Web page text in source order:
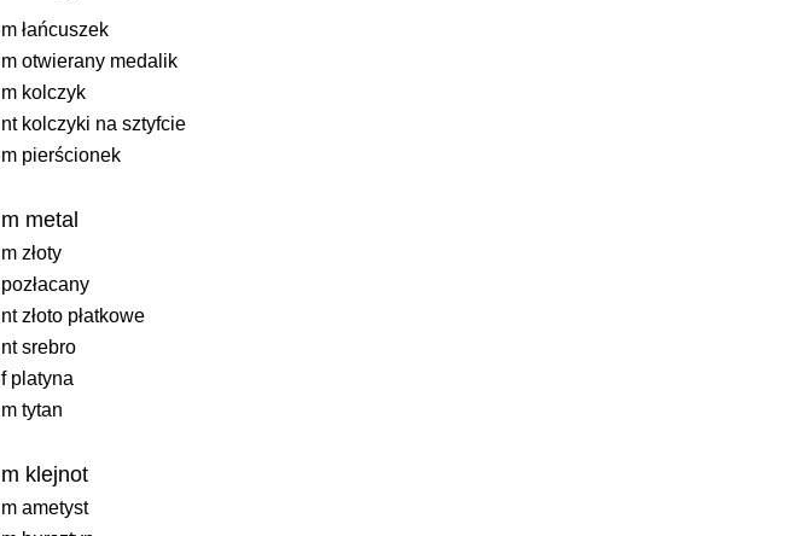
m łańcuszek
m otwierany medalik
m kolczyk
nt kolczyki na sztyfcie
m pierścionek
m metal
m złoty
pozłacany
nt złoto płatkowe
nt srebro
f platyna
m tytan
m klejnot
m ametyst